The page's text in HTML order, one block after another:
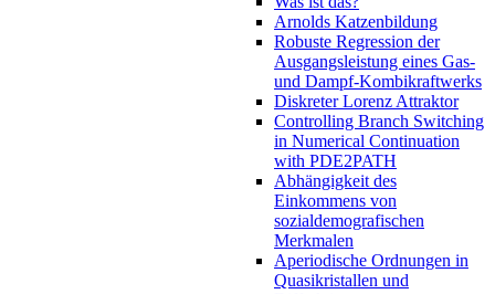
Arnolds Katzenbildung
Robuste Regression der
Ausgangsleistung eines Gas-
und Dampf-Kombikraftwerks
Diskreter Lorenz Attraktor
Controlling Branch Switching
in Numerical Continuation
with PDE2PATH
Abhängigkeit des
Einkommens von
sozialdemografischen
Merkmalen
Aperiodische Ordnungen in
Quasikristallen und